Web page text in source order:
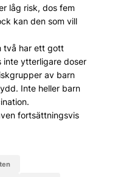
låg risk, dos fem
kan den som vill
två har ett gott
ytterligare doser
av barn
Inte heller barn
fortsättningsvis